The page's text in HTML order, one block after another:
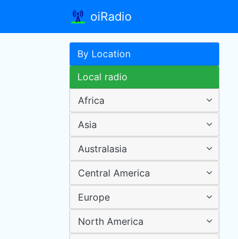
oiRadio
By Location
Local radio
Africa
Asia
Australasia
Central America
Europe
North America